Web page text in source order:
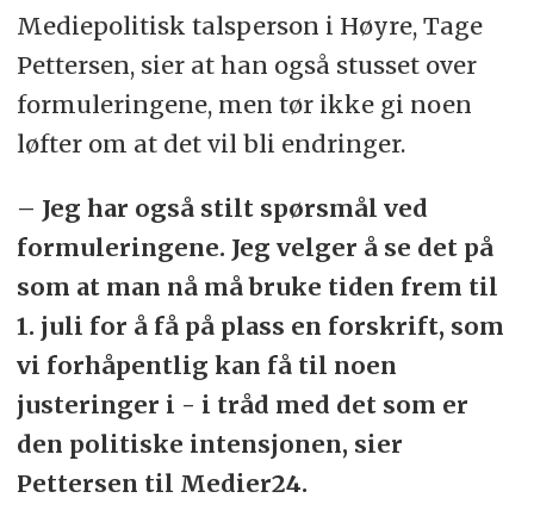
Mediepolitisk talsperson i Høyre, Tage
Pettersen, sier at han også stusset over
formuleringene, men tør ikke gi noen
løfter om at det vil bli endringer.
– Jeg har også stilt spørsmål ved
formuleringene. Jeg velger å se det på
som at man nå må bruke tiden frem til
1. juli for å få på plass en forskrift, som
vi forhåpentlig kan få til noen
justeringer i - i tråd med det som er
den politiske intensjonen, sier
Pettersen til Medier24.